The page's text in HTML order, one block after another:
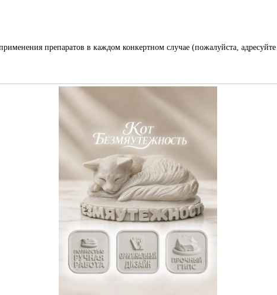
препаратов в каждом конкертном случае (пожалуйста,